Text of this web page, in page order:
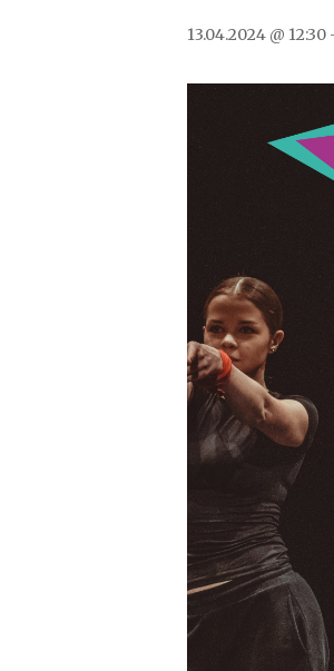
13.04.2024 @ 12:30